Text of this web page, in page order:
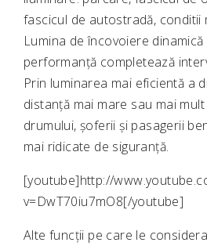
fascicul de autostradă, conditii
Lumina de încovoiere
performanță completează
Prin luminarea mai eficientă a
distanță mai mare sau mai
drumului, șoferii și pasagerii
mai ridicate de siguranță.
[youtube]http://
v=DwT70iu7mO8[/youtube]
Alte funcții pe care le